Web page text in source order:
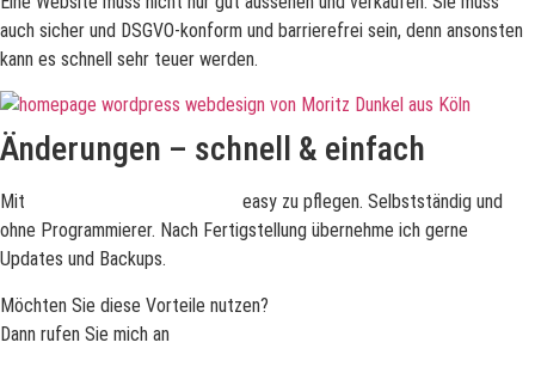
auch sicher und DSGVO-konform und barrierefrei sein, denn ansonsten
kann es schnell sehr teuer werden.
Änderungen – schnell & einfach
Mit
easy zu pflegen. Selbstständig und
ohne Programmierer. Nach Fertigstellung übernehme ich gerne
Updates und Backups.
Möchten Sie diese Vorteile nutzen?
Dann rufen Sie mich an